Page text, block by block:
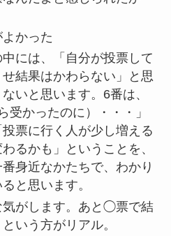
かった
には、「自分が投票して
結果はかわらない」と思
いと思います。6番は、
受かったのに）・・・」
票に行く人が少し増える
るかも」ということを、
身近なかたちで、わかり
と思います。
気がします。あと◯票で結
いう方がリアル。